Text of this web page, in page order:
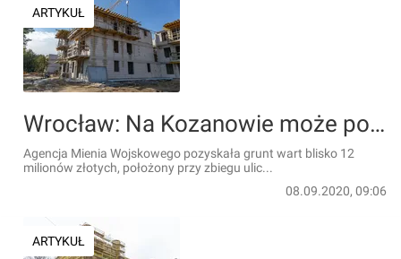
ARTYKUŁ
Wrocław: Na Kozanowie może powstać osiedle dla wojska
Agencja Mienia Wojskowego pozyskała grunt wart blisko 12
milionów złotych, położony przy zbiegu ulic...
08.09.2020, 09:06
ARTYKUŁ